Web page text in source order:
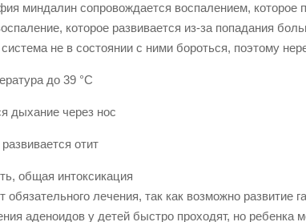
миндалин сопровождается воспалением,
которое развивается из-за попадания
не в состоянии с ними бороться, поэтому
до 39 °C
дыхание через нос
отит
общая интоксикация
обязательного лечения, так как возможно развитие
аденоидов у детей быстро проходят, но ребенка